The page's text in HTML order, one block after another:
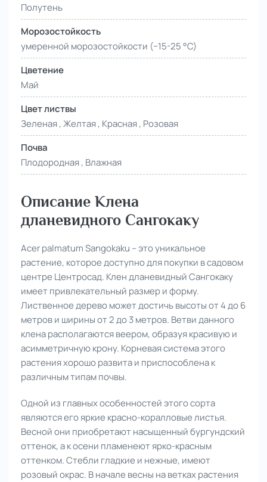
Полутень
Морозостойкость
умеренной морозостойкости (−15-25 °С)
Цветение
Май
Цвет листвы
Зеленая , Желтая , Красная , Розовая
Почва
Плодородная , Влажная
Описание Клена
дланевидного Сангокаку
Acer palmatum Sangokaku – это уникальное
растение, которое доступно для покупки в садовом
центре Центросад. Клен дланевидный Сангокаку
имеет привлекательный размер и форму.
Лиственное дерево может достичь высоты от 4 до 6
метров и ширины от 2 до 3 метров. Ветви данного
клена располагаются веером, образуя красивую и
асимметричную крону. Корневая система этого
растения хорошо развита и приспособлена к
различным типам почвы.
Одной из главных особенностей этого сорта
являются его яркие красно-коралловые листья.
Весной они приобретают насыщенный бургундский
оттенок, а к осени пламенеют ярко-красным
оттенком. Стебли гладкие и нежные, имеют
розовый окрас. В начале весны на ветках растения